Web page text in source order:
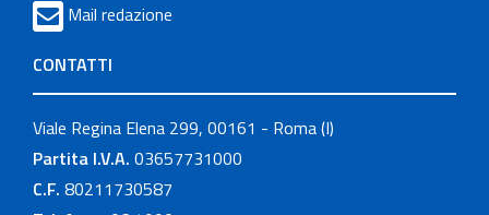
Mail redazione
CONTATTI
Viale Regina Elena 299, 00161 - Roma (I)
Partita I.V.A. 03657731000
C.F. 80211730587